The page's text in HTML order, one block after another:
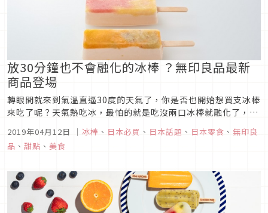
放30分鐘也不會融化的冰棒 ？無印良品最新
商品登場
轉眼間就來到氣溫直逼30度的天氣了，你是否也開始想買支冰棒
來吃了呢？天氣熱吃冰，最怕的就是吃沒兩口冰棒就融化了，最
近日本無印良品推出了一款號稱「30分鐘不會融化的冰」，真的
有這麼厲害嗎？無印良品冰棒圖片來源這次推出的「不會融化的
冰棒」有桃子鳳梨和芒果冰淇淋兩種口味，不過其實這款冰棒不
2019年04月12日 ｜ 冰棒 、 日本必買 、 日本話題 、 日本零食 、 無印良
品 、 甜點 、 美食